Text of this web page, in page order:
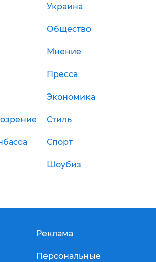
Украина
Общество
Мнение
Пресса
Экономика
Стиль
Спорт
Шоубиз
Реклама
Персональные